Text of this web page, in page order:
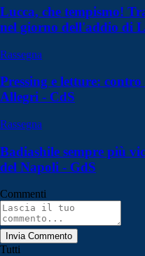
Lucca, che tempismo!
nel giorno dell'addio di
Rassegna
Pressing e letture:
Allegri - CdS
Rassegna
Badiashile sempre più
del Napoli - GdS
Commenti
Invia Commento
Tutti